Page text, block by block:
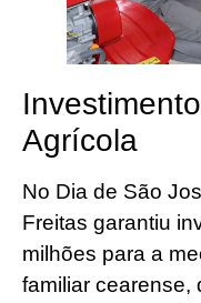
Agrícola
No Dia de São
Freitas garantiu
milhões para a
familiar cearense,